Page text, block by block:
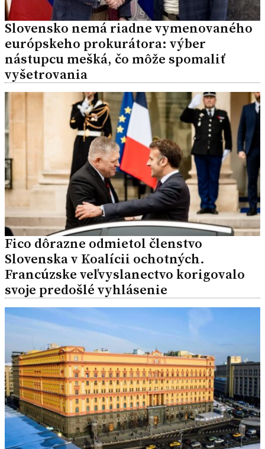
Slovensko nemá riadne vymenovaného
európskeho prokurátora: výber
nástupcu mešká, čo môže spomaliť
vyšetrovania
Fico dôrazne odmietol členstvo
Slovenska v Koalícii ochotných.
Francúzske veľvyslanectvo korigovalo
svoje predošlé vyhlásenie